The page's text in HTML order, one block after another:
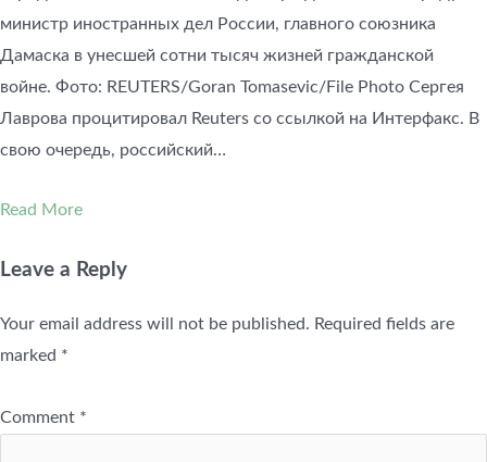
министр иностранных дел России, главного союзника
Дамаска в унесшей сотни тысяч жизней гражданской
войне. Фото: REUTERS/Goran Tomasevic/File Photo Сергея
Лаврова процитировал Reuters со ссылкой на Интерфакс. В
свою очередь, российский…
Read More
Leave a Reply
Your email address will not be published. Required fields are
marked *
Comment *